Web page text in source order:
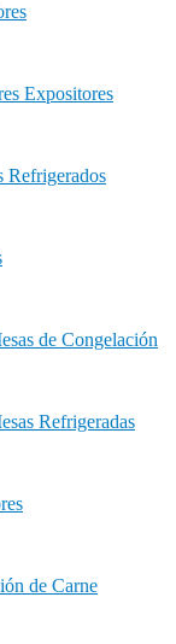
Expositores
Refrigerados
de Congelación
Refrigeradas
de Carne